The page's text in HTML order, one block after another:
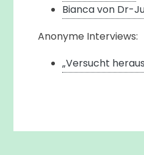
Bianca von Dr-
Anonyme Interviews:
„Versucht